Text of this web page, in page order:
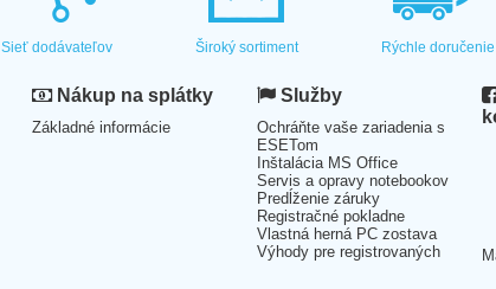
Sieť dodávateľov Široký sortiment Rýchle doručenie
Nákup na splátky
Základné informácie
Služby
Ochráňte vaše zariadenia s
ESETom
Inštalácia MS Office
Servis a opravy notebookov
Predĺženie záruky
Registračné pokladne
Vlastná herná PC zostava
Výhody pre registrovaných